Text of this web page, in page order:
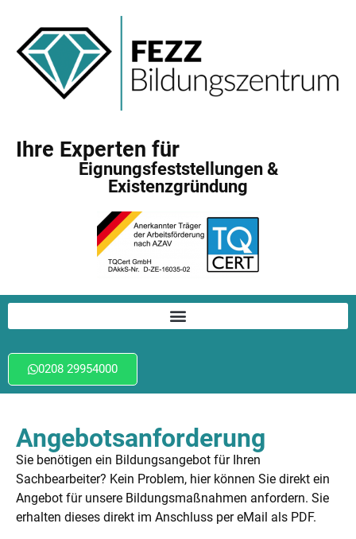
Ihre Experten für
Eignungsfeststellungen &
Existenzgründung
0208 29954000
Angebotsanforderung
Sie benötigen ein Bildungsangebot für Ihren
Sachbearbeiter? Kein Problem, hier können Sie direkt ein
Angebot für unsere Bildungsmaßnahmen anfordern. Sie
erhalten dieses direkt im Anschluss per eMail als PDF.